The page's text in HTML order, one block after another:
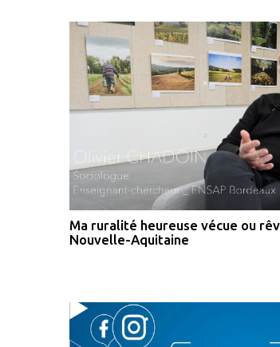
Ma ruralité heureuse vécue ou
Nouvelle-Aquitaine